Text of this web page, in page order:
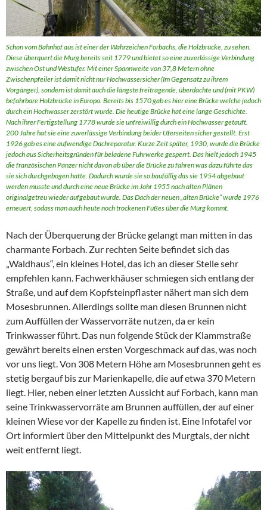
Schon vom Bahnhof aus ist einer der Wahrzeichen Forbachs, die Holzbrücke, zu sehen.
Diese überquert die Murg bereits seit 1779 und bietet so eine zuverlässige Verbindung
zwischen Ost und Westufer. Mit einer Spannweite von 37,8 Metern ohne
Zwischenpfeiler ist damit nicht nur Hochwassersicher (Im Gegensatz zu ihrem
Vorgänger), sondern ist damit auch die längste freitragende, überdachte und (mit PKW)
befahrbare Holzbrücke in Europa. Bereits bis 1570 gab es hier eine Brücke welche jedoch
durch ein Hochwasser zerstört wurde. Die heutige Brücke hat eine lange Geschichte.
Nach ihrer Fertigstellung 1778 wurde sie unfreiwillig durch ein Hochwasser getauft.
200 Jahre hat sie eine zuverlässige Verbindung beider Uferseiten sicher gestellt. Erst
1926 gab es eine aufwendige Dachreparatur. Kurze Zeit später, 1930, wurde die Brücke
jedoch aus Sicherheitsgründen für beladene Fuhrwerke gesperrt. Das hielt jedoch 1945
die französischen Panzer nicht davon ab über die Brücke zu fahren was dazu führte das
sie sich durchgebogen hatte. Dadurch wurde sie so baufällig das sie 1954 abgebaut
werden musste und durch eine neue Brücke im Jahr 1955 nach alten Plänen
originalgetreu wieder aufgebaut wurde. Das Dach der neuen „alten Brücke“ wurde 1976
erneuert, sodass man auch heute noch trockenen Fußes über die Murg kommt.
Nach der Überquerung der Brücke gelangt man mitten in das
charmante Forbach. Zur rechten Seite befindet sich das
„Waldhaus“, ein kleines Hotel, das ich an dieser Stelle sehr
empfehlen kann. Fachwerkhäuser schmiegen sich entlang der
Straße, und auf dem Kopfsteinpflaster nähert man sich dem
Mosesbrunnen. Allerdings sollte man diesen Brunnen nicht
zum Auffüllen der Wasservorräte nutzen, da er kein
Trinkwasser führt. Das nun folgende Stück der Klammstraße
gewährt bereits einen ersten Vorgeschmack auf das, was noch
vor uns liegt. Von 308 Metern Höhe am Mosesbrunnen geht es
stetig bergauf bis zur Marienkapelle, die auf etwa 370 Metern
liegt. Hier, neben einer letzten Aussicht auf Forbach, kann man
seine Trinkwasservorräte am Brunnen auffüllen, der auf einer
kleinen Wiese vor der Kapelle zu finden ist. Eine Infotafel vor
Ort informiert über den Mittelpunkt des Murgtals, der nicht
weit entfernt liegt.